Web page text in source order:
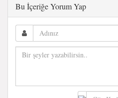
Bu İçeriğe Yorum Yap